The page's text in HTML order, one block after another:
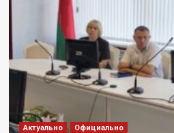
Актуально Официально